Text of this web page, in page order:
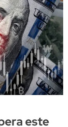
este